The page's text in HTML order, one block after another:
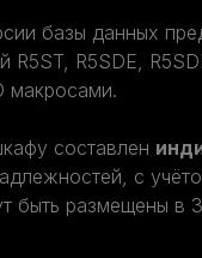
базы данных
R5ST, R5SDE,
макросами.
составлен
с
быть размещены в